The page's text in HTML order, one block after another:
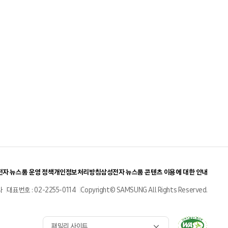
자 뉴스룸 운영 정책개인정보처리방침삼성전자 뉴스룸 콘텐츠 이용에 대한 안내
대표번호 : 02-2255-0114 Copyright© SAMSUNG All Rights Reserved.